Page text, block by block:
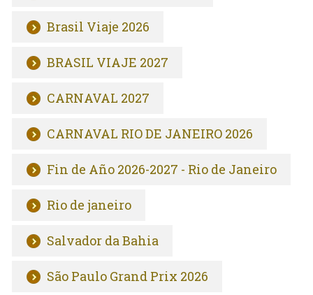
Brasil Viaje 2026
BRASIL VIAJE 2027
CARNAVAL 2027
CARNAVAL RIO DE JANEIRO 2026
Fin de Año 2026-2027 - Rio de Janeiro
Rio de janeiro
Salvador da Bahia
São Paulo Grand Prix 2026